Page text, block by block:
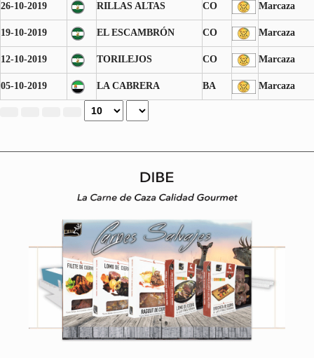
26-10-2019 RILLAS ALTAS CO Marcaza
19-10-2019 EL ESCAMBRÓN CO Marcaza
12-10-2019 TORILEJOS CO Marcaza
05-10-2019 LA CABRERA BA Marcaza